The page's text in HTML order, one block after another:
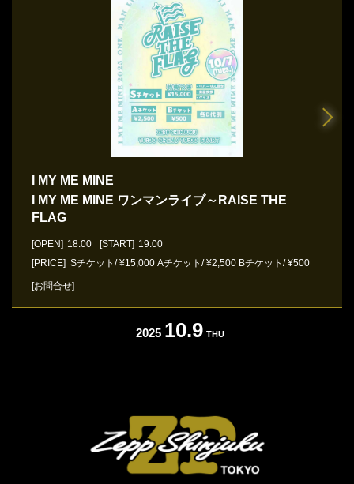
I MY ME MINE
I MY ME MINE ワンマンライブ～RAISE THE
FLAG
[OPEN] 18:00 [START] 19:00
[PRICE] Sチケット/ ¥15,000 Aチケット/ ¥2,500 Bチケット/ ¥500
[お問合せ]
2025 10.9 THU